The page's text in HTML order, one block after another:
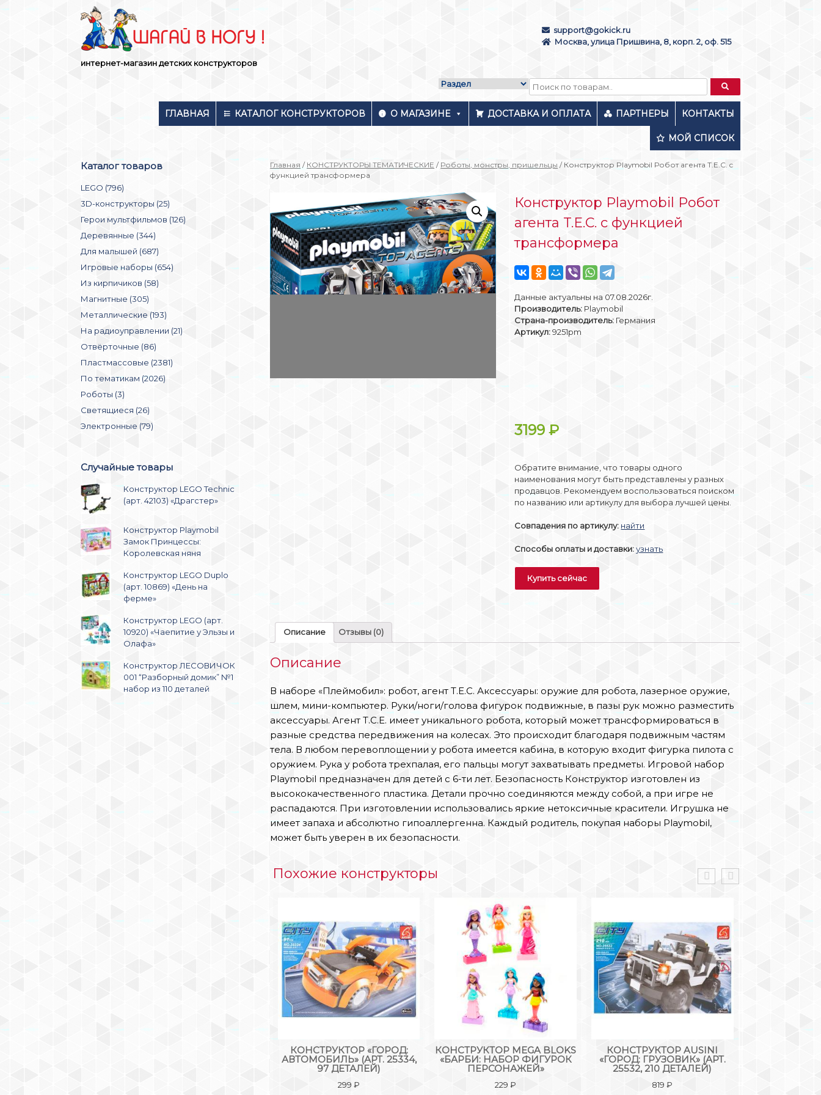
интернет-магазин детских конструкторов
support@gokick.ru
Москва, улица Пришвина, 8, корп. 2, оф. 515
ГЛАВНАЯ КАТАЛОГ КОНСТРУКТОРОВ О МАГАЗИНЕ ДОСТАВКА И ОПЛАТА ПАРТНЕРЫ КОНТАКТЫ
МОЙ СПИСОК
Главная / КОНСТРУКТОРЫ ТЕМАТИЧЕСКИЕ / Роботы, монстры, пришельцы / Конструктор Playmobil Робот агента T.E.C. c
функцией трансформера
Конструктор Playmobil Робот
агента T.E.C. c функцией
трансформера
Данные актуальны на 07.08.2026г.
Производитель: Playmobil
Страна-производитель: Германия
Артикул:9251pm
3199₽
Обратите внимание, что товары одного
наименования могут быть представлены у разных
продавцов. Рекомендуем воспользоваться поиском
по названию или артикулу для выбора лучшей цены.
Совпадения по артикулу: найти
Способы оплаты и доставки: узнать
Купить сейчас
Описание Отзывы (0)
Описание
В наборе «Плеймобил»: робот, агент Т.Е.С. Аксессуары: оружие для робота, лазерное оружие,
шлем, мини-компьютер. Руки/ноги/голова фигурок подвижные, в пазы рук можно разместить
аксессуары. Агент Т.С.Е. имеет уникального робота, который может трансформироваться в
разные средства передвижения на колесах. Это происходит благодаря подвижным частям
тела. В любом перевоплощении у робота имеется кабина, в которую входит фигурка пилота с
оружием. Рука у робота трехпалая, его пальцы могут захватывать предметы. Игровой набор
Playmobil предназначен для детей с 6-ти лет. Безопасность Конструктор изготовлен из
высококачественного пластика. Детали прочно соединяются между собой, а при игре не
распадаются. При изготовлении использовались яркие нетоксичные красители. Игрушка не
имеет запаха и абсолютно гипоаллергенна. Каждый родитель, покупая наборы Playmobil,
может быть уверен в их безопасности.
Похожие конструкторы
КОНСТРУКТОР «ГОРОД:
АВТОМОБИЛЬ» (АРТ. 25334,
97 ДЕТАЛЕЙ)
299₽
КОНСТРУКТОР MEGA BLOKS
«БАРБИ: НАБОР ФИГУРОК
ПЕРСОНАЖЕЙ»
229₽
КОНСТРУКТОР AUSINI
«ГОРОД: ГРУЗОВИК» (АРТ.
25532, 210 ДЕТАЛЕЙ)
819₽
Каталог товаров
LEGO (796)
3D-конструкторы (25)
Герои мультфильмов (126)
Деревянные (344)
Для малышей (687)
Игровые наборы (654)
Из кирпичиков (58)
Магнитные (305)
Металлические (193)
На радиоуправлении (21)
Отвёрточные (86)
Пластмассовые (2381)
По тематикам (2026)
Роботы (3)
Светящиеся (26)
Электронные (79)
Случайные товары
Конструктор LEGO Technic
(арт. 42103) «Драгстер»
Конструктор Playmobil
Замок Принцессы:
Королевская няня
Конструктор LEGO Duplo
(арт. 10869) «День на
ферме»
Конструктор LEGO (арт.
10920) «Чаепитие у Эльзы и
Олафа»
Конструктор ЛЕСОВИЧОК
001 “Разборный домик” №1
набор из 110 деталей